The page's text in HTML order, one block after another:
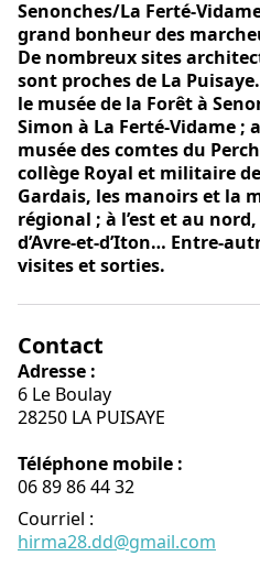
Senonches/La Ferté-
grand bonheur des
De nombreux sites
sont proches de La
le musée de la Forêt à
Simon à La Ferté-Vidame ;
musée des comtes du
collège Royal et militaire
Gardais, les manoirs et la
régional ; à l’est et au
d’Avre-et-d’Iton… Entre-
visites et sorties.
Contact
Adresse :
6 Le Boulay
28250 LA PUISAYE
Téléphone mobile :
06 89 86 44 32
Courriel :
hirma28.dd@gmail.com